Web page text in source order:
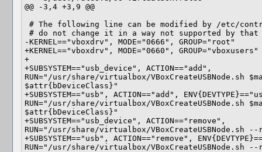
@@ -3,4 +3,9 @@
-KERNEL=="vboxdrv", MODE="0666", GROUP="root"
+KERNEL=="vboxdrv", MODE="0660", GROUP="vboxusers"
+
+SUBSYSTEM=="usb_device", ACTION=="add",
RUN="/usr/share/virtualbox/VBoxCreateUSBNode.sh
$attr{bDeviceClass}"
+SUBSYSTEM=="usb", ACTION=="add",
RUN="/usr/share/virtualbox/VBoxCreateUSBNode.sh
$attr{bDeviceClass}"
+SUBSYSTEM=="usb_device", ACTION=="remove",
RUN="/usr/share/virtualbox/VBoxCreateUSBNode.sh --
+SUBSYSTEM=="usb", ACTION=="remove",
RUN="/usr/share/virtualbox/VBoxCreateUSBNode.sh --